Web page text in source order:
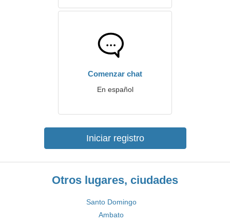
Comenzar chat
En español
Iniciar registro
Otros lugares, ciudades
Santo Domingo
Ambato